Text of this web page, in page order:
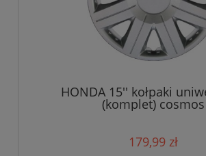
HONDA 15'' kołpaki
(komplet) cosmos
179,99 zł